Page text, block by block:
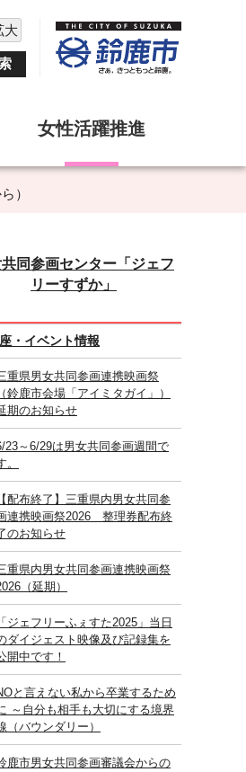
大
女性活躍推進
）
同参画センター「ジェフ
リーすずか」
・イベント情報
重県男女共同参画連携映画祭
（鈴鹿市会場「アイミタガイ」）
期のお知らせ
23～6/29は男女共同参画週間で
。
【配布終了】三重県内男女共同参
連携映画祭2026 整理券配布終
のお知らせ
重県内男女共同参画連携映画祭
（延期）
「ジェフリーふぇすた2025」当日
ダイジェスト映像及び記録集を
開中です！
と言えない私から卒業するため
～自分も相手も大切にする境界
（バウンダリー）
鹿市男女共同参画審議会からの